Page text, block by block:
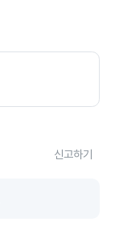
신고하기